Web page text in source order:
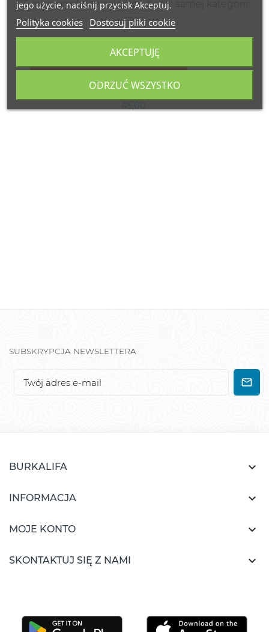
16 inne produkty należące do tej samej kategorii:
OBECNIE BRAK NA STANIE
50 ML.
45,00
SUBSKRYPCJA NEWSLETTERA
BURKALIFA 
INFORMACJA 
MOJE KONTO 
SKONTAKTUJ SIĘ Z NAMI 
jego użycie, naciśnij przycisk Akceptuj.
Polityka cookies Dostosuj pliki cookie
ODRZUĆ WSZYSTKO
AKCEPTUJĘ